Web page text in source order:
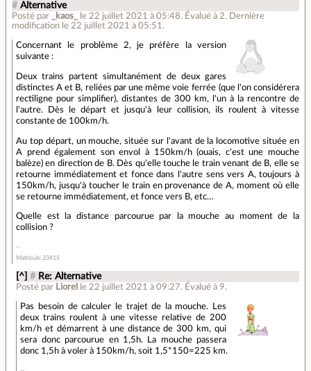
# Alternative
Posté par _kaos_ le 22 juillet 2021 à 05:48. Évalué à 2. Dernière
modification le 22 juillet 2021 à 05:51.
Concernant le problème 2, je préfère la version
suivante :
Deux trains partent simultanément de deux gares
distinctes A et B, reliées par une même voie ferrée (que l'on considérera
rectiligne pour simplifier), distantes de 300 km, l'un à la rencontre de
l'autre. Dès le départ et jusqu'à leur collision, ils roulent à vitesse
constante de 100km/h.
Au top départ, un mouche, située sur l'avant de la locomotive située en
A prend également son envol à 150km/h (ouais, c'est une mouche
balèze) en direction de B. Dès qu'elle touche le train venant de B, elle se
retourne immédiatement et fonce dans l'autre sens vers A, toujours à
150km/h, jusqu'à toucher le train en provenance de A, moment où elle
se retourne immédiatement, et fonce vers B, etc…
Quelle est la distance parcourue par la mouche au moment de la
collision ?
Matricule 23415
[^] # Re: Alternative
Posté par Liorel le 22 juillet 2021 à 09:27. Évalué à9.
Pas besoin de calculer le trajet de la mouche. Les
deux trains roulent à une vitesse relative de 200
km/h et démarrent à une distance de 300 km, qui
sera donc parcourue en 1,5h. La mouche passera
donc 1,5h à voler à 150km/h, soit 1,5*150=225 km.